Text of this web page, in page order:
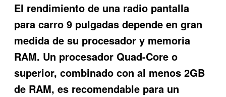
El rendimiento de una radio pantalla
para carro 9 pulgadas depende en gran
medida de su procesador y memoria
RAM. Un procesador Quad-Core o
superior, combinado con al menos 2GB
de RAM, es recomendable para un